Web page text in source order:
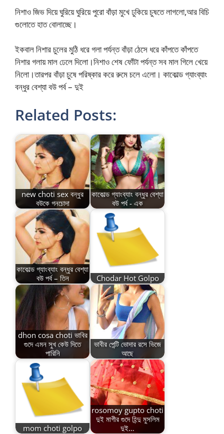
নিশাও জিভ দিয়ে ঘুরিয়ে ঘুরিয়ে পুরো বাঁড়া মুখে ঢুকিয়ে চুষতে লাগলো,আর বিচি
গুলোতে হাত বোলাচ্ছে।
ইকবাল নিশার চুলের মুঠি ধরে গলা পর্যন্ত বাঁড়া ঠেসে ধরে কাঁপতে কাঁপতে
নিশার গলায় মাল ঢেলে দিলো।নিশাও শেষ ফোঁটা পর্যন্ত সব মাল গিলে খেয়ে
নিলো।তারপর বাঁড়া চুষে পরিষ্কার করে রুমে চলে এলো। কাকোল্ড গ্যাংব্যাং
বন্ধুর বেশ্যা বউ পর্ব – দুই
Related Posts:
new choti sex বন্ধুর
বউকে গনচোদা
কাকোল্ড গ্যাংব্যাং বন্ধুর বেশ্যা
বউ পর্ব - এক
কাকোল্ড গ্যাংব্যাং বন্ধুর বেশ্যা
বউ পর্ব – তিন
Chodar Hot Golpo
dhon cosa choti ভাবির
গুদে এমন সুখ কেউ দিতে
পারিনি
ভাবীর পেন্টি ভোদার রসে ভিজে
আছে
mom choti golpo
rosomoy gupto choti
দুই মাগীর গুদে হিন্দু মুসলিম
দুই…